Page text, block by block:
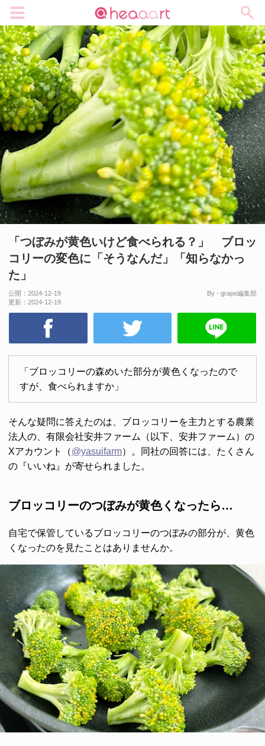
「つぼみが黄色いけど食べられる？」 ブロッ
コリーの変色に「そうなんだ」「知らなかっ
た」
公開： 2024-12-19
更新： 2024-12-19
By - grape編集部
「ブロッコリーの森めいた部分が黄色くなったので
すが、食べられますか」
そんな疑問に答えたのは、ブロッコリーを主力とする農業
法人の、有限会社安井ファーム（以下、安井ファーム）の
Xアカウント（@yasuifarm）。同社の回答には、たくさん
の『いいね』が寄せられました。
ブロッコリーのつぼみが黄色くなったら…
自宅で保管しているブロッコリーのつぼみの部分が、黄色
くなったのを見たことはありませんか。